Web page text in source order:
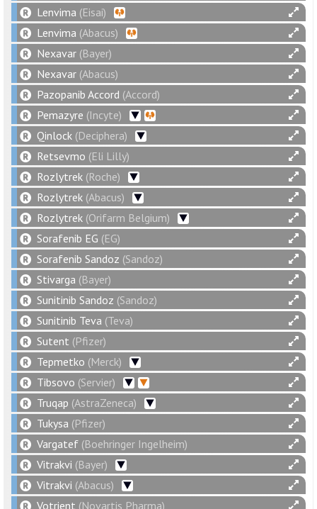
Lenvima (Eisai)
Lenvima (Abacus)
Nexavar (Bayer)
Nexavar (Abacus)
Pazopanib Accord (Accord)
Pemazyre (Incyte)
Qinlock (Deciphera)
Retsevmo (Eli Lilly)
Rozlytrek (Roche)
Rozlytrek (Abacus)
Rozlytrek (Orifarm Belgium)
Sorafenib EG (EG)
Sorafenib Sandoz (Sandoz)
Stivarga (Bayer)
Sunitinib Sandoz (Sandoz)
Sunitinib Teva (Teva)
Sutent (Pfizer)
Tepmetko (Merck)
Tibsovo (Servier)
Truqap (AstraZeneca)
Tukysa (Pfizer)
Vargatef (Boehringer Ingelheim)
Vitrakvi (Bayer)
Vitrakvi (Abacus)
Votrient (Novartis Pharma)